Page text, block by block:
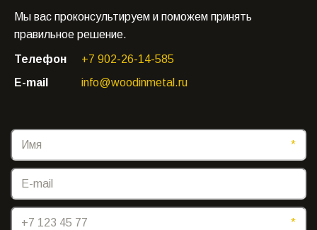
Мы вас проконсультируем и поможем принять
правильное решение.
Телефон
+7 902-26-14-585
E-mail
info@woodinmetal.ru
*
*